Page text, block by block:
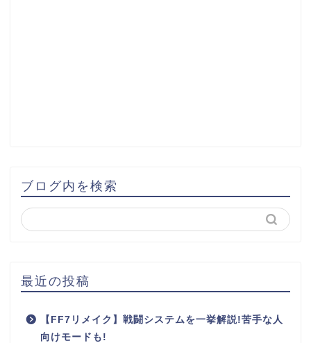
ブログ内を検索
最近の投稿
【FF7リメイク】戦闘システムを一挙解説!苦手な人
向けモードも!